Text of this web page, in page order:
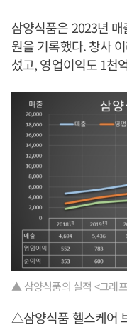
삼양식품은 2023년
원을 기록했다. 창사
섰고, 영업이익도 1천
▲ 삼양식품의 실적 <그래
△삼양식품 헬스케어